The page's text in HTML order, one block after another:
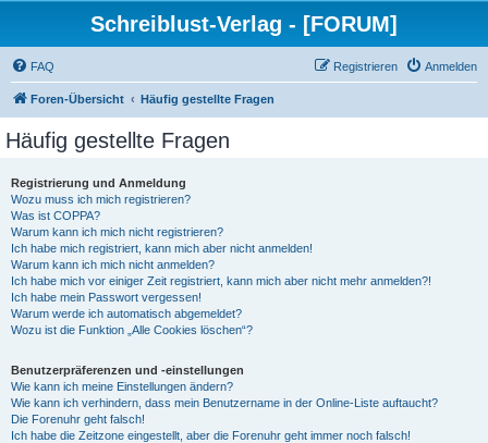
Schreiblust-Verlag - [FORUM]
FAQ Anmelden
Registrieren
Foren-Übersicht Häufig gestellte Fragen
Häufig gestellte Fragen
Registrierung und Anmeldung
Wozu muss ich mich registrieren?
Was ist COPPA?
Warum kann ich mich nicht registrieren?
Ich habe mich registriert, kann mich aber nicht anmelden!
Warum kann ich mich nicht anmelden?
Ich habe mich vor einiger Zeit registriert, kann mich aber nicht mehr anmelden?!
Ich habe mein Passwort vergessen!
Warum werde ich automatisch abgemeldet?
Wozu ist die Funktion „Alle Cookies löschen“?
Benutzerpräferenzen und -einstellungen
Wie kann ich meine Einstellungen ändern?
Wie kann ich verhindern, dass mein Benutzername in der Online-Liste auftaucht?
Die Forenuhr geht falsch!
Ich habe die Zeitzone eingestellt, aber die Forenuhr geht immer noch falsch!